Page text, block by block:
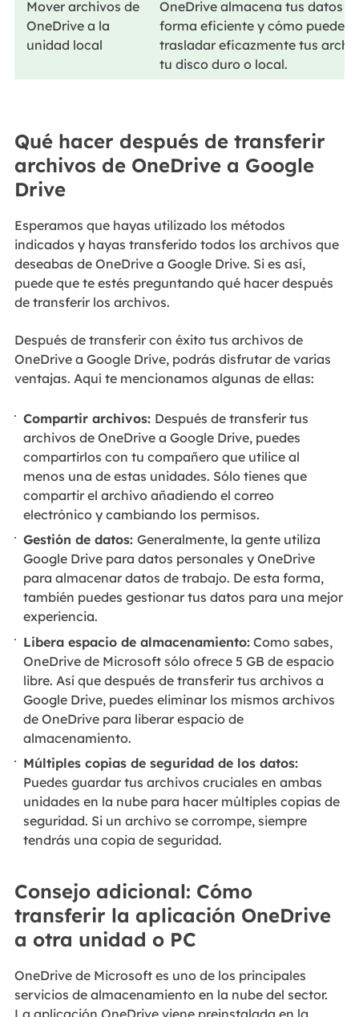
Mover archivos de
OneDrive a la
unidad local
OneDrive almacena tus datos
forma eficiente y cómo puedes
trasladar eficazmente tus
tu disco duro o local.
Qué hacer después de transferir
archivos de OneDrive a Google
Drive
Esperamos que hayas utilizado los métodos
indicados y hayas transferido todos los archivos que
deseabas de OneDrive a Google Drive. Si es así,
puede que te estés preguntando qué hacer después
de transferir los archivos.
Después de transferir con éxito tus archivos de
OneDrive a Google Drive, podrás disfrutar de varias
ventajas. Aquí te mencionamos algunas de ellas:
Compartir archivos: Después de transferir tus
archivos de OneDrive a Google Drive, puedes
compartirlos con tu compañero que utilice al
menos una de estas unidades. Sólo tienes que
compartir el archivo añadiendo el correo
electrónico y cambiando los permisos.
Gestión de datos:Generalmente, la gente utiliza
Google Drive para datos personales y OneDrive
para almacenar datos de trabajo. De esta forma,
también puedes gestionar tus datos para una mejor
experiencia.
Libera espacio de almacenamiento: Como sabes,
OneDrive de Microsoft sólo ofrece 5 GB de espacio
libre. Así que después de transferir tus archivos a
Google Drive, puedes eliminar los mismos archivos
de OneDrive para liberar espacio de
almacenamiento.
Múltiples copias de seguridad de los datos:
Puedes guardar tus archivos cruciales en ambas
unidades en la nube para hacer múltiples copias de
seguridad. Si un archivo se corrompe, siempre
tendrás una copia de seguridad.
Consejo adicional: Cómo
transferir la aplicación OneDrive
a otra unidad o PC
OneDrive de Microsoft es uno de los principales
servicios de almacenamiento en la nube del sector.
La aplicación OneDrive viene preinstalada en la